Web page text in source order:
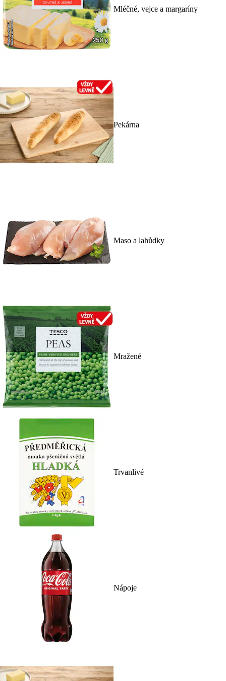
Mléčné, vejce a margaríny
Pekárna
Maso a lahůdky
Mražené
Trvanlivé
Nápoje